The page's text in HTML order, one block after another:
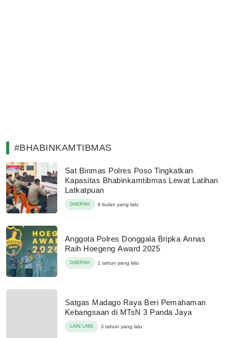
#BHABINKAMTIBMAS
Sat Binmas Polres Poso Tingkatkan
Kapasitas Bhabinkamtibmas Lewat Latihan
Latkatpuan
DAERAH 6 bulan yang lalu
Anggota Polres Donggala Bripka Annas
Raih Hoegeng Award 2025
DAERAH 1 tahun yang lalu
Satgas Madago Raya Beri Pemahaman
Kebangsaan di MTsN 3 Panda Jaya
LAIN LAIN 3 tahun yang lalu